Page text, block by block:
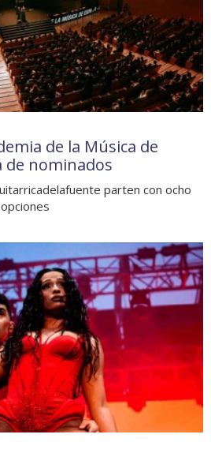
de la Música de
de nominados
parten con ocho